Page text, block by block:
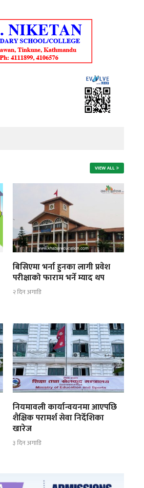
VIEW ALL
बिसिएमा भर्ना हुनका लागी प्रवेश
परीक्षाको फाराम भर्ने म्याद थप
२ दिन अगाडि
नियमावली कार्यान्वयनमा आएपछि
शैक्षिक परामर्श सेवा निर्देशिका
खारेज
३ दिन अगाडि